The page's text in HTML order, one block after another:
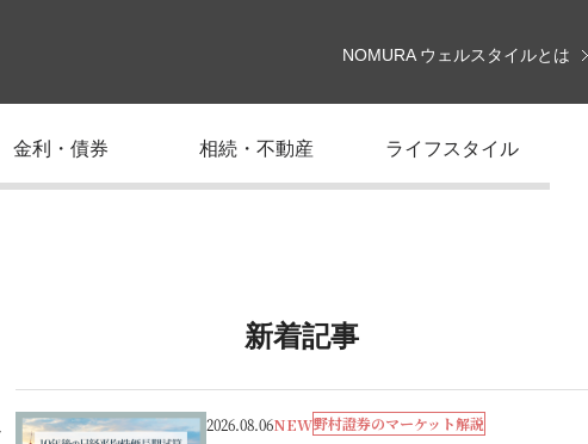
NOMURA ウェルスタイルとは
金利・債券 相続・不動産 ライフスタイル
新着記事
2026.08.06NEW野村證券のマーケット解説